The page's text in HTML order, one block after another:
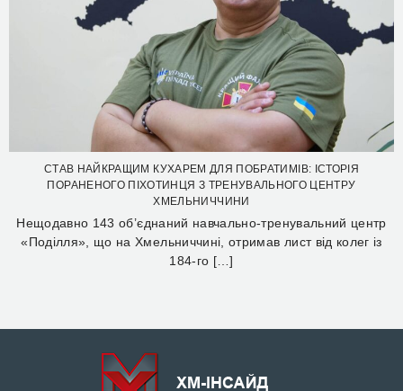
СТАВ НАЙКРАЩИМ КУХАРЕМ ДЛЯ ПОБРАТИМІВ: ІСТОРІЯ
ПОРАНЕНОГО ПІХОТИНЦЯ З ТРЕНУВАЛЬНОГО ЦЕНТРУ
ХМЕЛЬНИЧЧИНИ
Нещодавно 143 об’єднаний навчально-тренувальний центр
«Поділля», що на Хмельниччині, отримав лист від колег із
184-го […]